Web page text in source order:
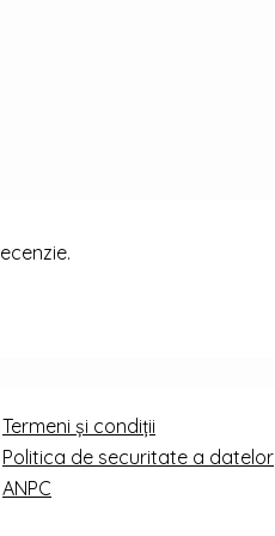
Termeni și condiții
Politica de securitate a datelor
ANPC